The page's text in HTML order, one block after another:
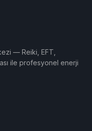
— Reiki, EFT,
ile profesyonel enerji